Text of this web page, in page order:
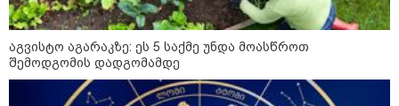
როდესაც დავურეკე გურამის
დედას ცალსახად განაცხადა..." -
რას ამბობს ადვოკატი ტარიელ
კაკაბაძე?
"- გათა***ბულო, წადი და დაწერე
აგვისტო აგარაკზე: ეს 5 საქმე უნდა მოასწროთ
შემოდგომის დადგომამდე